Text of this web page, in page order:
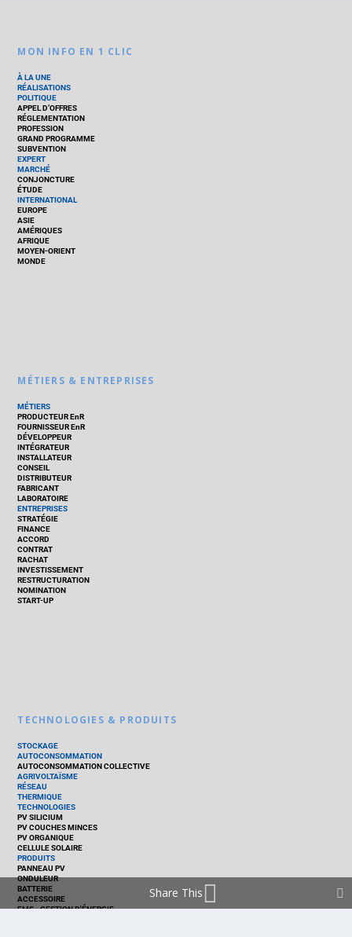
MON INFO EN 1 CLIC
À LA UNE
RÉALISATIONS
POLITIQUE
APPEL D’OFFRES
RÉGLEMENTATION
PROFESSION
GRAND PROGRAMME
SUBVENTION
EXPERT
MARCHÉ
CONJONCTURE
ÉTUDE
INTERNATIONAL
EUROPE
ASIE
AMÉRIQUES
AFRIQUE
MOYEN-ORIENT
MONDE
MÉTIERS & ENTREPRISES
MÉTIERS
PRODUCTEUR EnR
FOURNISSEUR EnR
DÉVELOPPEUR
INTÉGRATEUR
INSTALLATEUR
CONSEIL
DISTRIBUTEUR
FABRICANT
LABORATOIRE
ENTREPRISES
STRATÉGIE
FINANCE
ACCORD
CONTRAT
RACHAT
INVESTISSEMENT
RESTRUCTURATION
NOMINATION
START-UP
TECHNOLOGIES & PRODUITS
STOCKAGE
AUTOCONSOMMATION
AUTOCONSOMMATION COLLECTIVE
AGRIVOLTAÏSME
RÉSEAU
THERMIQUE
TECHNOLOGIES
PV SILICIUM
PV COUCHES MINCES
PV ORGANIQUE
CELLULE SOLAIRE
PRODUITS
PANNEAU PV
ONDULEUR
BATTERIE
ACCESSOIRE
EMS - GESTION D'ÉNERGIE
Share This